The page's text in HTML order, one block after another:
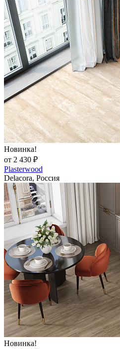
Новинка!
от 2 430 ₽
Plasterwood
Delacora, Россия
Новинка!